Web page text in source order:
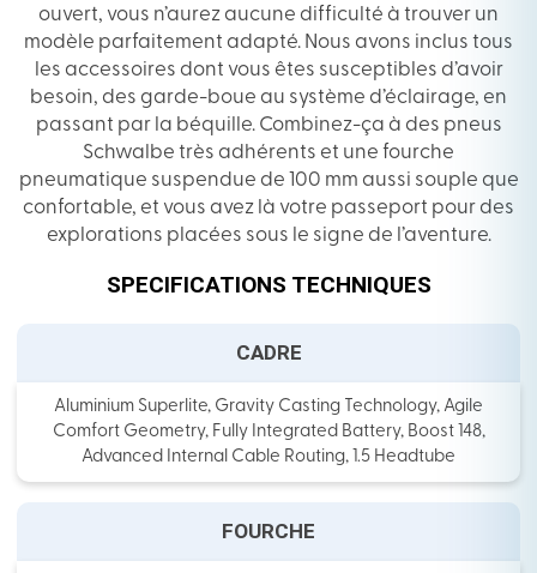
ouvert, vous n’aurez aucune difficulté à trouver un
modèle parfaitement adapté. Nous avons inclus tous
les accessoires dont vous êtes susceptibles d’avoir
besoin, des garde-boue au système d’éclairage, en
passant par la béquille. Combinez-ça à des pneus
Schwalbe très adhérents et une fourche
pneumatique suspendue de 100 mm aussi souple que
confortable, et vous avez là votre passeport pour des
explorations placées sous le signe de l’aventure.
SPECIFICATIONS TECHNIQUES
CADRE
Aluminium Superlite, Gravity Casting Technology, Agile
Comfort Geometry, Fully Integrated Battery, Boost 148,
Advanced Internal Cable Routing, 1.5 Headtube
FOURCHE